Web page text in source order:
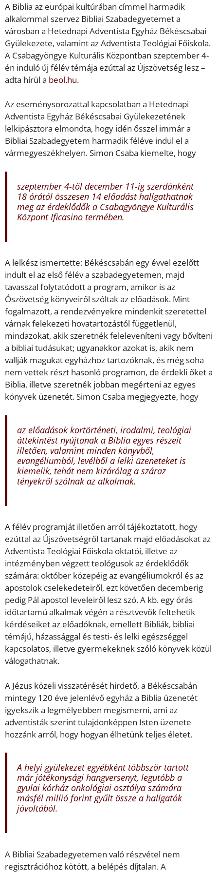
A Biblia az európai kultúrában címmel harmadik
alkalommal szervez Bibliai Szabadegyetemet a
városban a Hetednapi Adventista Egyház Békéscsabai
Gyülekezete, valamint az Adventista Teológiai Főiskola.
A Csabagyöngye Kulturális Központban szeptember 4-
én induló új félév témája ezúttal az Újszövetség lesz –
adta hírül a beol.hu.
Az eseménysorozattal kapcsolatban a Hetednapi
Adventista Egyház Békéscsabai Gyülekezetének
lelkipásztora elmondta, hogy idén ősszel immár a
Bibliai Szabadegyetem harmadik féléve indul el a
vármegyeszékhelyen. Simon Csaba kiemelte, hogy
szeptember 4-től december 11-ig szerdánként
18 órától összesen 14 előadást hallgathatnak
meg az érdeklődők a Csabagyöngye Kulturális
Központ Ificasino termében.
A lelkész ismertette: Békéscsabán egy évvel ezelőtt
indult el az első félév a szabadegyetemen, majd
tavasszal folytatódott a program, amikor is az
Ószövetség könyveiről szóltak az előadások. Mint
fogalmazott, a rendezvényekre mindenkit szeretettel
várnak felekezeti hovatartozástól függetlenül,
mindazokat, akik szeretnék feleleveníteni vagy bővíteni
a bibliai tudásukat; ugyanakkor azokat is, akik nem
vallják magukat egyházhoz tartozóknak, és még soha
nem vettek részt hasonló programon, de érdekli őket a
Biblia, illetve szeretnék jobban megérteni az egyes
könyvek üzenetét. Simon Csaba megjegyezte, hogy
az előadások kortörténeti, irodalmi, teológiai
áttekintést nyújtanak a Biblia egyes részeit
illetően, valamint minden könyvből,
evangéliumból, levélből a lelki üzeneteket is
kiemelik, tehát nem kizárólag a száraz
tényekről szólnak az alkalmak.
A félév programját illetően arról tájékoztatott, hogy
ezúttal az Újszövetségről tartanak majd előadásokat az
Adventista Teológiai Főiskola oktatói, illetve az
intézményben végzett teológusok az érdeklődők
számára: október közepéig az evangéliumokról és az
apostolok cselekedeteiről, ezt követően decemberig
pedig Pál apostol leveleiről lesz szó. A kb. egy órás
időtartamú alkalmak végén a résztvevők feltehetik
kérdéseiket az előadóknak, emellett Bibliák, bibliai
témájú, házassággal és testi- és lelki egészséggel
kapcsolatos, illetve gyermekeknek szóló könyvek közül
válogathatnak.
A Jézus közeli visszatérését hirdető, a Békéscsabán
mintegy 120 éve jelenlévő egyház a Biblia üzenetét
igyekszik a legmélyebben megismerni, ami az
adventisták szerint tulajdonképpen Isten üzenete
hozzánk arról, hogy hogyan élhetünk teljes életet.
A helyi gyülekezet egyébként többször tartott
már jótékonysági hangversenyt, legutóbb a
gyulai kórház onkológiai osztálya számára
másfél millió forint gyűlt össze a hallgatók
jóvoltából.
A Bibliai Szabadegyetemen való részvétel nem
regisztrációhoz kötött, a belépés díjtalan. A